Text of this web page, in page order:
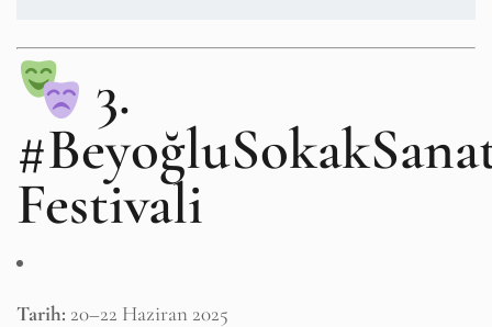
3.
Festivali
Tarih: 20–22 Haziran 2025